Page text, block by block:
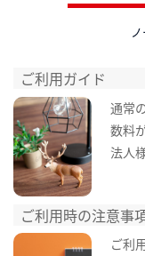
ご利用ガイド
通常
数料
法人
ご利用時の注意事
ご利